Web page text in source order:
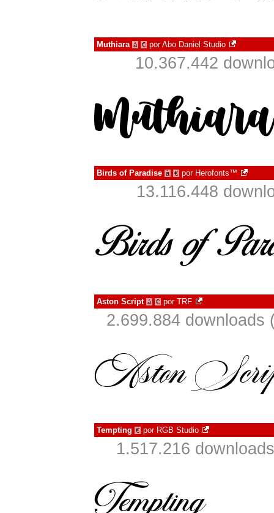
Muthiara à € porAbo Daniel Studio
10.367.442
Birds of Paradise à € por Herofonts™
13.116.448
Aston Script à € por TRF
2.699.884 downloads
Tempting € por RGB Studio
1.517.216